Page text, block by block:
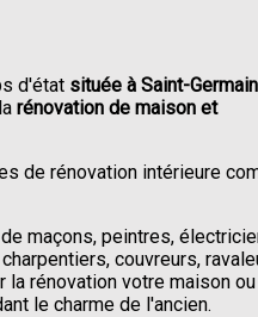
d'état située à Saint-
rénovation de maison et
de rénovation intérieure
maçons, peintres,
couvreurs,
rénovation votre maison
le charme de l'ancien.